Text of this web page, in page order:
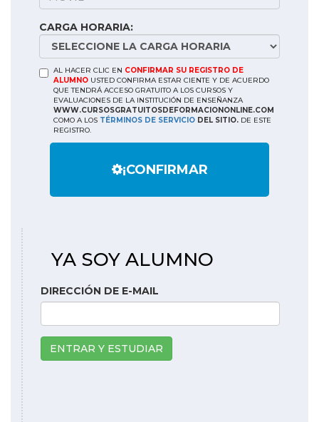
CARGA HORARIA:
AL HACER CLIC EN CONFIRMAR SU REGISTRO DE
ALUMNO USTED CONFIRMA ESTAR CIENTE Y DE ACUERDO
QUE TENDRÁ ACCESO GRATUITO A LOS CURSOS Y
EVALUACIONES DE LA INSTITUCIÓN DE ENSEÑANZA
WWW.CURSOSGRATUITOSDEFORMACIONONLINE.COM
COMO A LOS TÉRMINOS DE SERVICIO DEL SITIO. DE ESTE
REGISTRO.
¡CONFIRMAR
YA SOY ALUMNO
DIRECCIÓN DE E-MAIL
ENTRAR Y ESTUDIAR